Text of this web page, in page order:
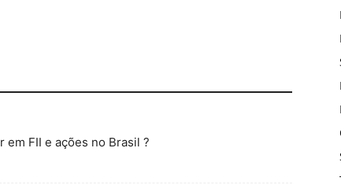
FII e ações no Brasil ?